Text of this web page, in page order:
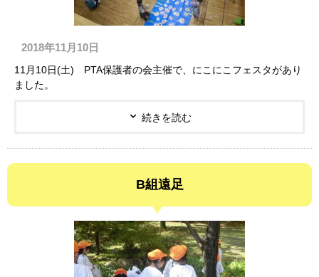
2018年11月10日
11月10日(土) PTA保護者の会主催で、にこにこフェスタがあり
ました。
続きを読む
B組遠足